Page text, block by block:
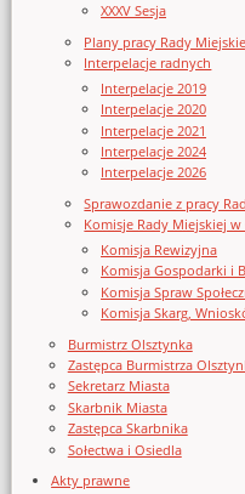
XXXV Sesja
Plany pracy Rady
Interpelacje radnych
Interpelacje 2019
Interpelacje 2020
Interpelacje 2021
Interpelacje 2024
Interpelacje 2026
Sprawozdanie z pracy
Komisje Rady Miejskiej
Komisja Rewizyjna
Komisja Gospodarki i
Komisja Spraw
Komisja Skarg,
Burmistrz Olsztynka
Zastępca Burmistrza
Sekretarz Miasta
Skarbnik Miasta
Zastępca Skarbnika
Sołectwa i Osiedla
Akty prawne